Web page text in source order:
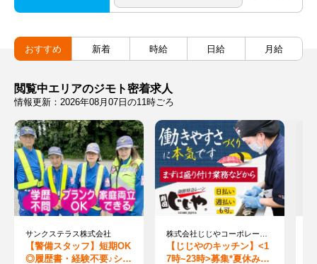
おすすめ 新着 時給 日給 月給
閲覧中エリアのジモト密着求人
情報更新：2026年08月07日の11時ごろ
サンクステラス株式会社
【警備スタッフ】短期OK
◎履歴書・経験不要♪シニ
【じじやのキッチン】<1
7時~23時>募集*夏休み限